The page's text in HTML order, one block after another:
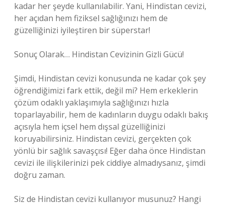
kadar her şeyde kullanılabilir. Yani, Hindistan cevizi,
her açıdan hem fiziksel sağlığınızı hem de
güzelliğinizi iyileştiren bir süperstar!
Sonuç Olarak… Hindistan Cevizinin Gizli Gücü!
Şimdi, Hindistan cevizi konusunda ne kadar çok şey
öğrendiğimizi fark ettik, değil mi? Hem erkeklerin
çözüm odaklı yaklaşımıyla sağlığınızı hızla
toparlayabilir, hem de kadınların duygu odaklı bakış
açısıyla hem içsel hem dışsal güzelliğinizi
koruyabilirsiniz. Hindistan cevizi, gerçekten çok
yönlü bir sağlık savaşçısı! Eğer daha önce Hindistan
cevizi ile ilişkilerinizi pek ciddiye almadıysanız, şimdi
doğru zaman.
Siz de Hindistan cevizi kullanıyor musunuz? Hangi